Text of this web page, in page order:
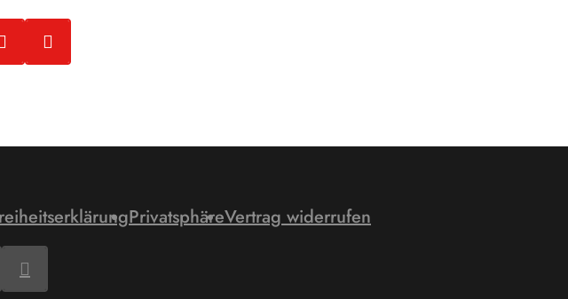
PrivatsphäreVertrag widerrufen